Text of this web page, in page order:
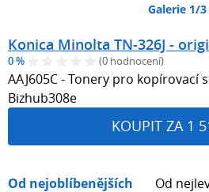
Galerie 1/3
Konica Minolta TN-326J -
0 % (0 hodnocení)
AAJ605C - Tonery pro kopírovací
Bizhub308e
KOUPIT ZA 1
Od nejoblíbenějších Od